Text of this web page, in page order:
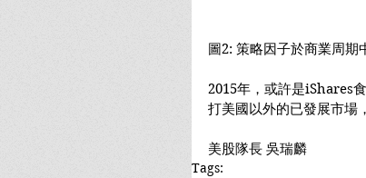
圖2: 策略因子於商業周
2015年，或許是iShares
打美國以外的已發展市場
美股隊長 吳瑞麟
Tags: